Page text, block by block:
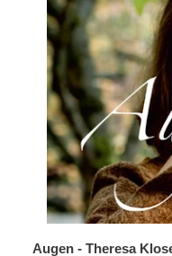
Augen - Theresa